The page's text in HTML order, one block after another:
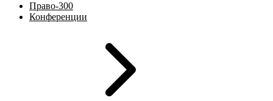
Право-300
Конференции